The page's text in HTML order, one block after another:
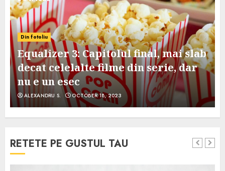
Din fotoliu
Equalizer 3: Capitolul final, mai slab
decat celelalte filme din serie, dar
nu e un esec
ALEXANDRU S. OCTOBER 18, 2023
RETETE PE GUSTUL TAU